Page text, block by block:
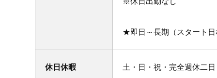
★即日～長期（スタート
休日休暇 土・日・祝・完全週休二日